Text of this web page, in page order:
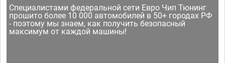
Специалистами федеральной сети Евро Чип Тюнинг
прошито более 10 000 автомобилей в 50+ городах РФ
- поэтому мы знаем, как получить безопасный
максимум от каждой машины!